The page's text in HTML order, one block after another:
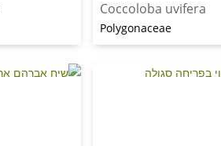
Coccoloba uvifera
Polygonaceae